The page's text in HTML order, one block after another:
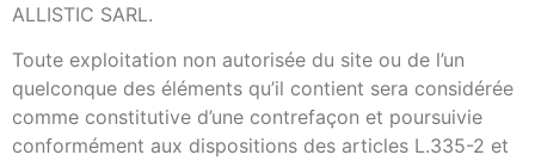
ALLISTIC SARL.
Toute exploitation non autorisée du site ou de l’un
quelconque des éléments qu’il contient sera considérée
comme constitutive d’une contrefaçon et poursuivie
conformément aux dispositions des articles L.335-2 et